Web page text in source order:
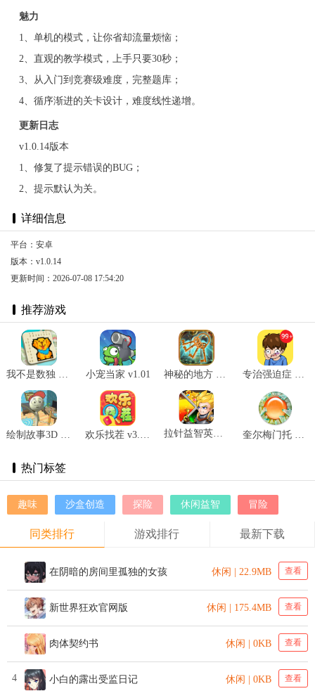
魅力
1、单机的模式，让你省却流量烦恼；
2、直观的教学模式，上手只要30秒；
3、从入门到竞赛级难度，完整题库；
4、循序渐进的关卡设计，难度线性递增。
更新日志
v1.0.14版本
1、修复了提示错误的BUG；
2、提示默认为关。
详细信息
平台：安卓
版本：v1.0.14
更新时间：2026-07-08 17:54:20
推荐游戏
小宠当家 v1.01
拉针益智英雄 v0.0.2
热门标签
趣味 沙盒创造 探险 休闲益智 冒险
同类排行 游戏排行 最新下载
在阴暗的房间里孤独的女孩 休闲 | 22.9MB 查看
新世界狂欢官网版 休闲 | 175.4MB 查看
肉体契约书 休闲 | 0KB 查看
4 小白的露出受监日记 休闲 | 0KB 查看